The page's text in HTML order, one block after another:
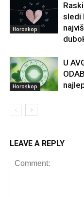
Horoskop
sledi
Horoskop
U
LEAVE A REPLY